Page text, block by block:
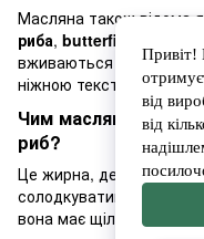
Масляна також відома
риба, butterfish
вживаються для
ніжною текстурою.
Чим масляна
риб?
Це жирна, делікатна
солодкуватими нотами.
вона має щільніше філе